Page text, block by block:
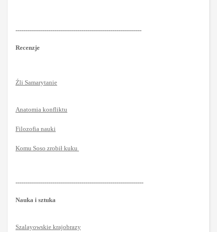
-----------------------------------------------------------------
Recenzje
Źli Samarytanie
Anatomia konfliktu
Filozofia nauki
Komu Soso zrobił kuku
------------------------------------------------------------------
Nauka i sztuka
Szalayowskie krajobrazy